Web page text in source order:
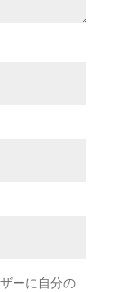
ーに自分の